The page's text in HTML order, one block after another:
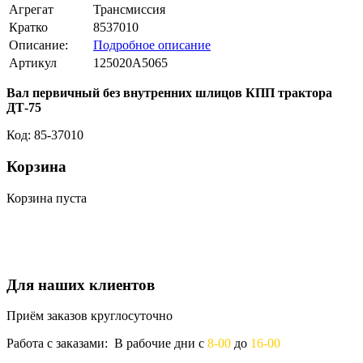
Агрегат
Трансмиссия
Кратко
8537010
Описание:
Подробное описание
Артикул
125020A5065
Вал первичный без внутренних шлицов КПП трактора
ДТ-75
Код: 85-37010
Корзина
Корзина пуста
Для наших клиентов
Приём заказов круглосуточно
Работа с заказами: В рабочие дни с 8-00 до 16-00